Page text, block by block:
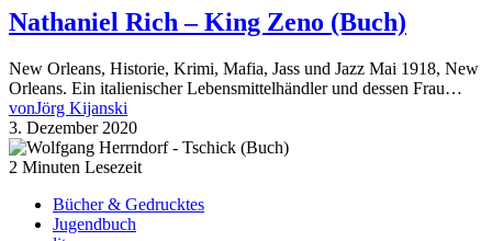
Nathaniel Rich – King Zeno (Buch)
New Orleans, Historie, Krimi, Mafia, Jass und Jazz Mai 1918, New
Orleans. Ein italienischer Lebensmittelhändler und dessen Frau…
vonJörg Kijanski
3. Dezember 2020
2 Minuten Lesezeit
Bücher & Gedrucktes
Jugendbuch